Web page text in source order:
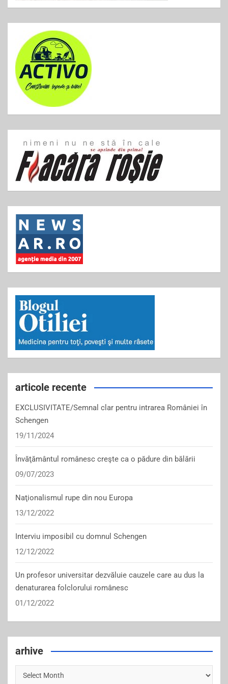
articole recente
EXCLUSIVITATE/Semnal clar pentru intrarea României în
Schengen
19/11/2024
Învăţământul românesc creşte ca o pădure din bălării
09/07/2023
Naţionalismul rupe din nou Europa
13/12/2022
Interviu imposibil cu domnul Schengen
12/12/2022
Un profesor universitar dezvăluie cauzele care au dus la
denaturarea folclorului românesc
01/12/2022
arhive
arhive